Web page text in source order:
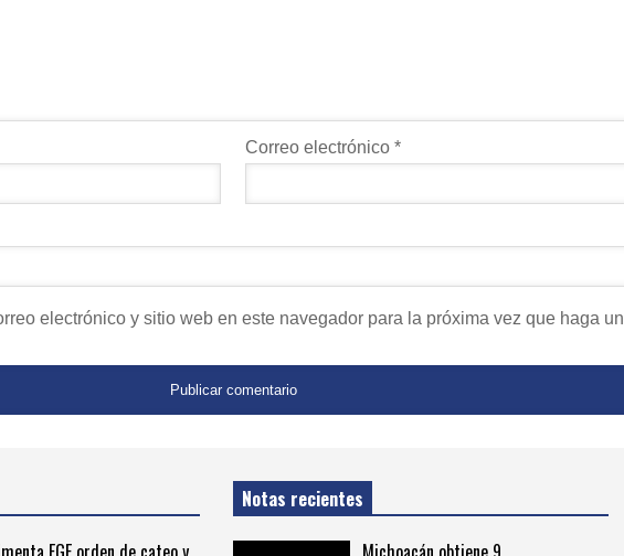
Correo electrónico*
electrónico y sitio web en este navegador para la próxima vez que haga un
Notas recientes